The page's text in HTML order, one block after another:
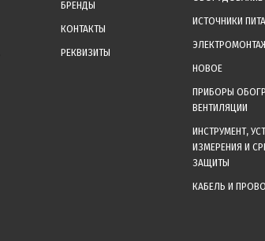
БРЕНДЫ
КОНТАКТЫ
РЕКВИЗИТЫ
ИСТОЧНИКИ
НОВОЕ
ПРИБОРЫ
ВЕНТИЛЯЦИИ
ИНСТРУМЕНТ,
ИЗМЕРЕНИЯ И
ЗАЩИТЫ
КАБЕЛЬ И